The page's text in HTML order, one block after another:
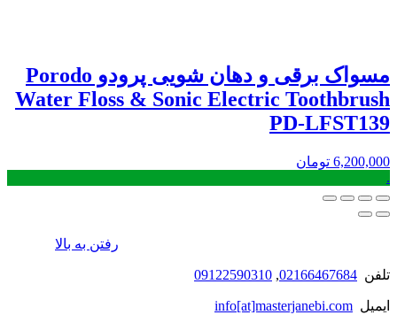
مسواک برقی و دهان شویی پرودو Porodo
Water Floss & Sonic Electric Toothbrush
PD-LFST139
6,200,000 تومان
.
رفتن به بالا
تلفن 02166467684
,
09122590310
ایمیل info[at]masterjanebi.com